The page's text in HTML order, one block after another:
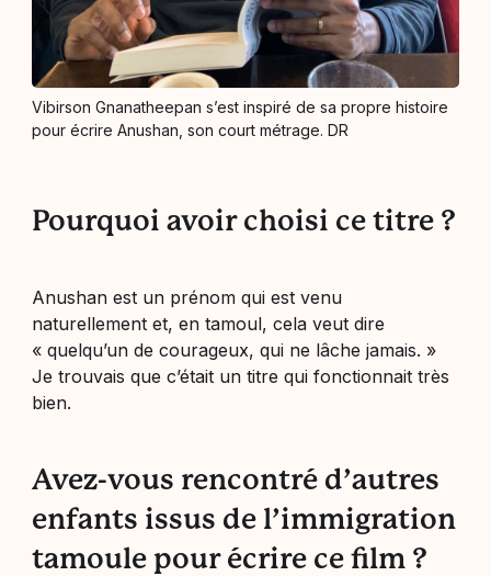
Vibirson Gnanatheepan s’est inspiré de sa propre histoire
pour écrire Anushan, son court métrage. DR
Pourquoi avoir choisi ce titre ?
Anushan est un prénom qui est venu
naturellement et, en tamoul, cela veut dire
« quelqu’un de courageux, qui ne lâche jamais. »
Je trouvais que c’était un titre qui fonctionnait très
bien.
Avez-vous rencontré d’autres
enfants issus de l’immigration
tamoule pour écrire ce film ?